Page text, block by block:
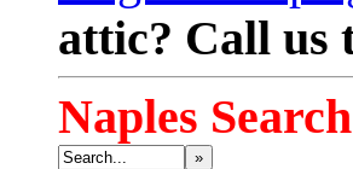
attic? Call us
Naples
»